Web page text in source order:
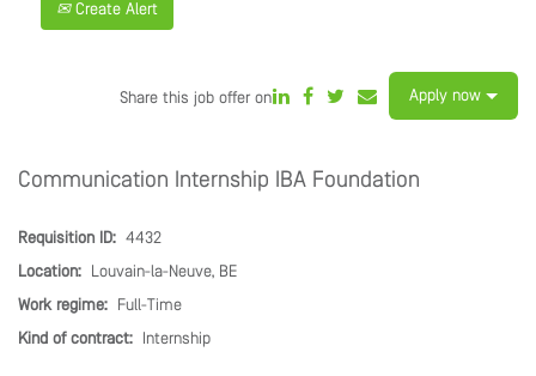
Create Alert
Share this job offer on Apply now
Communication Internship IBA Foundation
Requisition ID: 4432
Location:
Louvain-la-Neuve, BE
Work regime:
Full-Time
Kind of contract:
Internship